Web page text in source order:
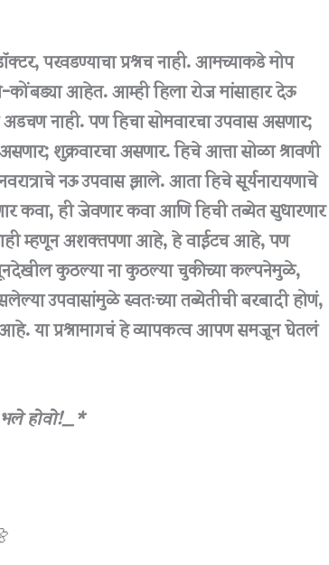
परवडण्याचा प्रश्नच नाही. आमच्याकडे मोप
आहेत. आम्ही हिला रोज मांसाहार देऊ
नाही. पण हिचा सोमवारचा उपवास असणार;
शुक्रवारचा असणार. हिचे आत्ता सोळा श्रावणी
नऊ उपवास झाले. आता हिचे सूर्यनारायणाचे
कवा, ही जेवणार कवा आणि हिची तब्येत सुधारणार
म्हणून अशक्तपणा आहे, हे वाईटच आहे, पण
कुठल्या ना कुठल्या चुकीच्या कल्पनेमुळे,
उपवासांमुळे स्वतःच्या तब्येतीची बरबादी होणं,
या प्रश्नामागचं हे व्यापकत्व आपण समजून घेतलं
होवो!_*